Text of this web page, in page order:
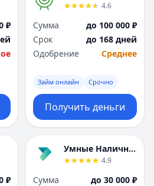
₽
4.6
Сумма
до 100 000 ₽
Срок
до 168 дней
Одобрение
Среднее
Займ онлайн Срочно
Получить деньги
₽
Умные Наличные
4.9
Сумма
до 30 000 ₽